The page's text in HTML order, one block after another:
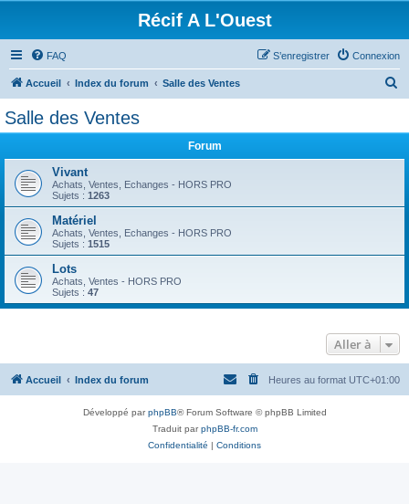
Récif A L'Ouest
FAQ Connexion
S’enregistrer
Accueil Index du forum Salle des Ventes
e
Salle des Ventes
Forum
Vivant
Achats, Ventes, Echanges - HORS PRO
Sujets : 1263
Matériel
Achats, Ventes, Echanges - HORS PRO
Sujets : 1515
Lots
Achats, Ventes - HORS PRO
Sujets : 47
Aller à
Accueil Index du forum Heures au format UTC+01:00
Développé parphpBB® Forum Software © phpBB Limited
Traduit parphpBB-fr.com
Confidentialité | Conditions